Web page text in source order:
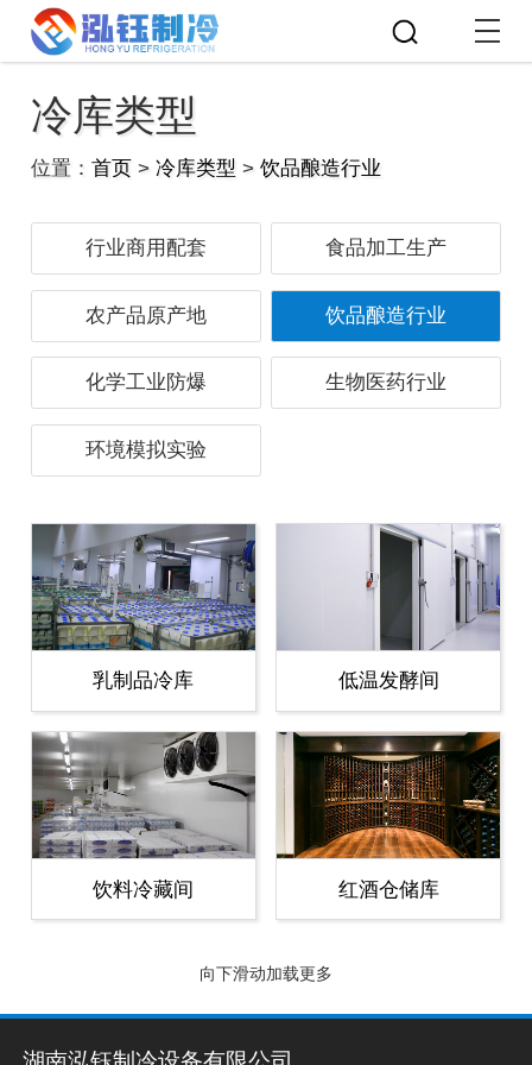
冷库类型
位置： 首页> 冷库类型 > 饮品酿造行业
行业商用配套 食品加工生产
农产品原产地 饮品酿造行业
化学工业防爆 生物医药行业
环境模拟实验
乳制品冷库 低温发酵间
饮料冷藏间 红酒仓储库
没有了~~